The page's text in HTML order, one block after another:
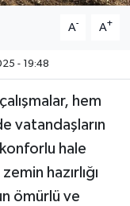
A- A+
- 19:48
hem
vatandaşların
konforlu hale
hazırlığı
ömürlü ve